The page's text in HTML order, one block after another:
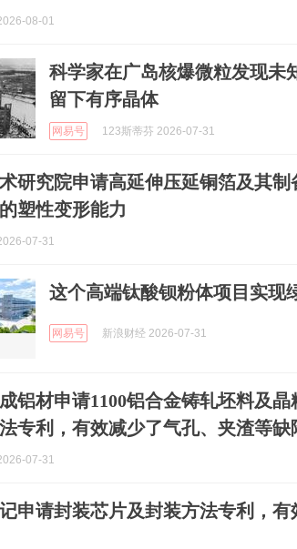
08-01
科学家在广岛核爆微粒发现未
留下有序晶体
网易号 123斯蒂芬 2026-07-31
研究院申请高延伸压延铜箔及其
塑性变形能力
07-31
这个高端钛酸钡粉体项目实现
网易号 新浪财经 2026-07-31
铝材申请1100铝合金铸轧坯料及
专利，有效减少了气孔、夹渣等缺
07-31
申请封装芯片及封装方法专利，有